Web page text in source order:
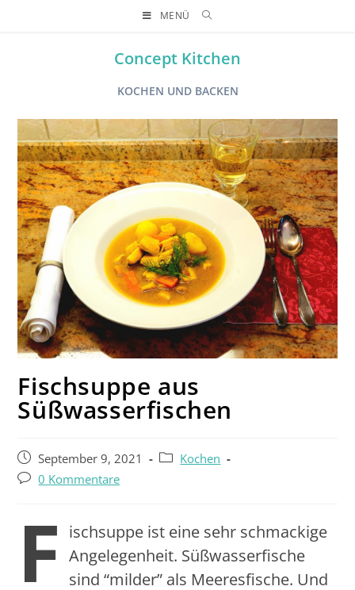
MENÜ
Concept Kitchen
KOCHEN UND BACKEN
Fischsuppe aus
Süßwasserfischen
September 9, 2021
Kochen
0 Kommentare
F ischsuppe ist eine sehr schmackige
Angelegenheit. Süßwasserfische
sind “milder” als Meeresfische. Und